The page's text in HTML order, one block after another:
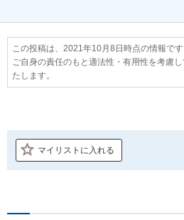
この投稿は、2021年10月8日時点の情報です
ご自身の責任のもと適法性・有用性を考慮
たします。
マイリストに入れる